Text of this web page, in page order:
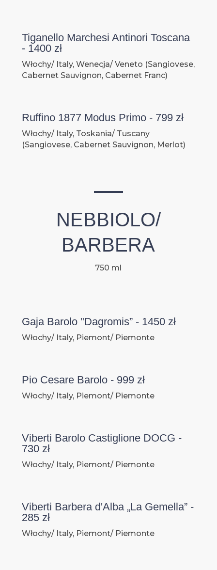
Tiganello Marchesi Antinori Toscana
- 1400 zł
Włochy/ Italy, Wenecja/ Veneto (Sangiovese,
Cabernet Sauvignon, Cabernet Franc)
Ruffino 1877 Modus Primo - 799 zł
Włochy/ Italy, Toskania/ Tuscany
(Sangiovese, Cabernet Sauvignon, Merlot)
NEBBIOLO/
BARBERA
750 ml
Gaja Barolo "Dagromis” - 1450 zł
Włochy/ Italy, Piemont/ Piemonte
Pio Cesare Barolo - 999 zł
Włochy/ Italy, Piemont/ Piemonte
Viberti Barolo Castiglione DOCG -
730 zł
Włochy/ Italy, Piemont/ Piemonte
Viberti Barbera d'Alba „La Gemella” -
285 zł
Włochy/ Italy, Piemont/ Piemonte